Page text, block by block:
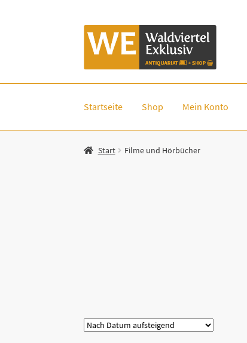
Zur
Navigation
Zum
Inhalt
Startseite Shop Mein Konto
Start Filme und Hörbücher